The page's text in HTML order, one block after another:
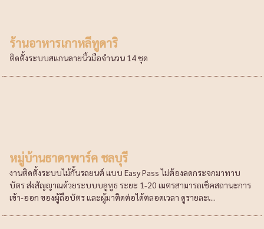
ร้านอาหารเกาหลีทูดาริ
ติดตั้งระบบสแกนลายนิ้วมือจำนวน 14 ชุด
หมู่บ้านธาดาพาร์ค ชลบุรี
งานติดตั้งระบบไม้กั้นรถยนต์ แบบ Easy Pass ไม่ต้องลดกระจกมาทาบ
บัตร ส่งสัญญาณด้วยระบบบลูทูธ ระยะ 1-20 เมตรสามารถเช็คสถานะการ
เข้า-ออก ของผู้ถือบัตร และผู้มาติดต่อได้ตลอดเวลา ดูรายละเ...